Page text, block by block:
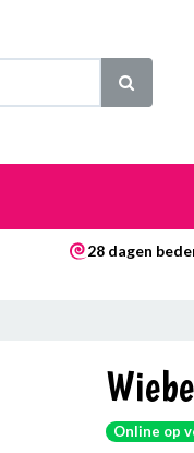
28 dagen
Online op